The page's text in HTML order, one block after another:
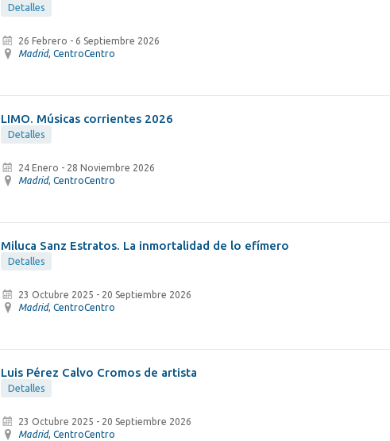
Detalles
26 Febrero - 6 Septiembre 2026
Madrid, CentroCentro
LIMO. Músicas corrientes 2026
Detalles
24 Enero - 28 Noviembre 2026
Madrid, CentroCentro
Miluca Sanz Estratos. La inmortalidad de lo efímero
Detalles
23 Octubre 2025 - 20 Septiembre 2026
Madrid, CentroCentro
Luis Pérez Calvo Cromos de artista
Detalles
23 Octubre 2025 - 20 Septiembre 2026
Madrid, CentroCentro